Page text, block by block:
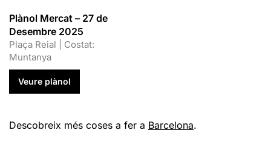
Plànol Mercat – 27 de
Desembre 2025
Plaça Reial | Costat:
Muntanya
Veure plànol
Descobreix més coses a fer a Barcelona.